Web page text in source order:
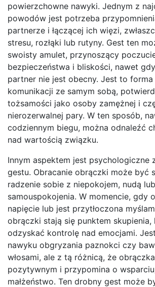
powierzchowne nawyki. Jednym z
powodów jest potrzeba
partnerze i łączącej ich więzi,
stresu, rozłąki lub rutyny. Gest ten
swoisty amulet, przynoszący
bezpieczeństwa i bliskości, nawet
partner nie jest obecny. Jest to forma
komunikacji ze samym sobą,
tożsamości jako osoby zamężnej i
nierozerwalnej pary. W ten sposób,
codziennym biegu, można odnaleźć
nad wartością związku.
Innym aspektem jest psychologiczne
gestu. Obracanie obrączki może być
radzenie sobie z niepokojem, nudą
samouspokojenia. W momencie, gdy
napięcie lub jest przytłoczona
obrączki stają się punktem
odzyskać kontrolę nad emocjami.
nawyku obgryzania paznokci czy
włosami, ale z tą różnicą, że
pozytywnym i przypomina o
małżeństwo. Ten drobny gest może